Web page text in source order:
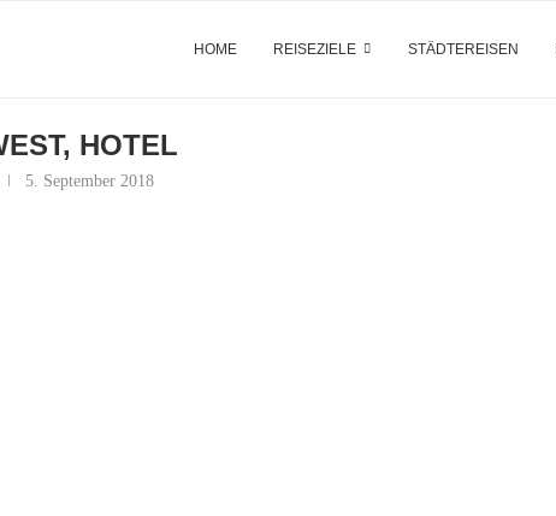
HOME REISEZIELE STÄDTEREISEN
HOTEL
5. September 2018